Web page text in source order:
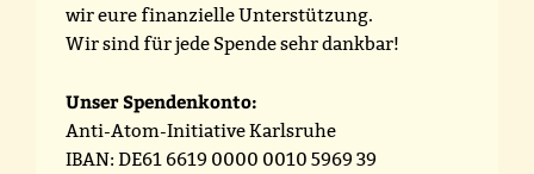
wir eure finanzielle Unterstützung.
Wir sind für jede Spende sehr dankbar!
Unser Spendenkonto:
Anti-Atom-Initiative Karlsruhe
IBAN: DE61 6619 0000 0010 5969 39